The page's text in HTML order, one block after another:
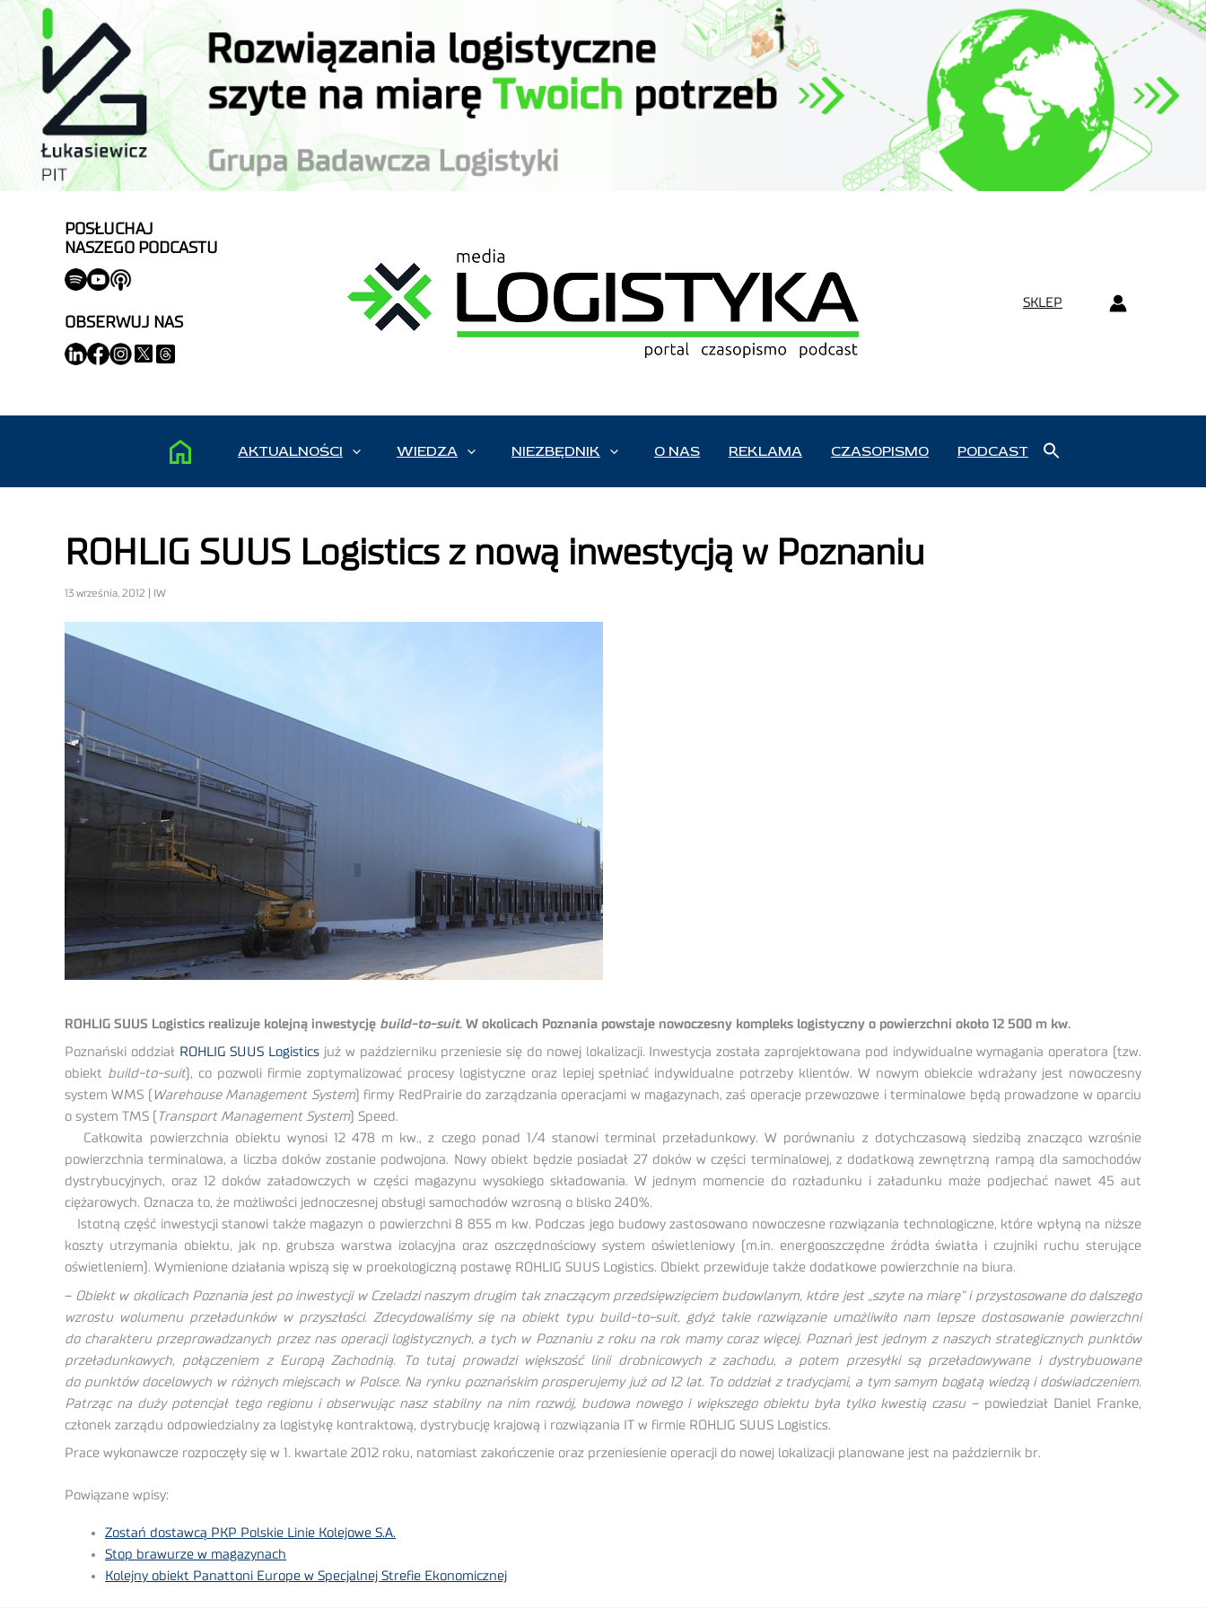
POSŁUCHAJ
NASZEGO PODCASTU
OBSERWUJ NAS
SKLEP
AKTUALNOŚCI WIEDZA NIEZBĘDNIK O NAS REKLAMA CZASOPISMO PODCAST
ROHLIG SUUS Logistics z nową inwestycją w Poznaniu
13 września, 2012 | IW
ROHLIG SUUS Logistics realizuje kolejną inwestycję build-to-suit. W okolicach Poznania powstaje nowoczesny kompleks logistyczny o powierzchni około 12 500 m kw.
Poznański oddział ROHLIG SUUS Logistics już w październiku przeniesie się do nowej lokalizacji. Inwestycja została zaprojektowana pod indywidualne wymagania operatora (tzw.
obiekt build-to-suit), co pozwoli firmie zoptymalizować procesy logistyczne oraz lepiej spełniać indywidualne potrzeby klientów. W nowym obiekcie wdrażany jest nowoczesny
system WMS (
Warehouse Management System) firmy RedPrairie do zarządzania operacjami w magazynach, zaś operacje przewozowe i terminalowe będą prowadzone w oparciu
o system TMS (
Transport Management System) Speed.
Całkowita powierzchnia obiektu wynosi 12 478 m kw., z czego ponad 1/4 stanowi terminal przeładunkowy. W porównaniu z dotychczasową siedzibą znacząco wzrośnie
powierzchnia terminalowa, a liczba doków zostanie podwojona. Nowy obiekt będzie posiadał 27 doków w części terminalowej, z dodatkową zewnętrzną rampą dla samochodów
dystrybucyjnych, oraz 12 doków załadowczych w części magazynu wysokiego składowania. W jednym momencie do rozładunku i załadunku może podjechać nawet 45 aut
ciężarowych. Oznacza to, że możliwości jednoczesnej obsługi samochodów wzrosną o blisko 240%.
Istotną część inwestycji stanowi także magazyn o powierzchni 8 855 m kw. Podczas jego budowy zastosowano nowoczesne rozwiązania technologiczne, które wpłyną na niższe
koszty utrzymania obiektu, jak np. grubsza warstwa izolacyjna oraz oszczędnościowy system oświetleniowy (m.in. energooszczędne źródła światła i czujniki ruchu sterujące
oświetleniem). Wymienione działania wpiszą się w proekologiczną postawę ROHLIG SUUS Logistics. Obiekt przewiduje także dodatkowe powierzchnie na biura.
– Obiekt w okolicach Poznania jest po inwestycji w Czeladzi naszym drugim tak znaczącym przedsięwzięciem budowlanym, które jest „szyte na miarę” i przystosowane do dalszego
wzrostu wolumenu przeładunków w przyszłości. Zdecydowaliśmy się na obiekt typu build-to-suit, gdyż takie rozwiązanie umożliwiło nam lepsze dostosowanie powierzchni
do charakteru przeprowadzanych przez nas operacji logistycznych, a tych w Poznaniu z roku na rok mamy coraz więcej. Poznań jest jednym z naszych strategicznych punktów
przeładunkowych, połączeniem z Europą Zachodnią. To tutaj prowadzi większość linii drobnicowych z zachodu, a potem przesyłki są przeładowywane i dystrybuowane
do punktów docelowych w różnych miejscach w Polsce. Na rynku poznańskim prosperujemy już od 12 lat. To oddział z tradycjami, a tym samym bogatą wiedzą i doświadczeniem.
Patrząc na duży potencjał tego regionu i obserwując nasz stabilny na nim rozwój, budowa nowego i większego obiektu była tylko kwestią czasu– powiedział Daniel Franke,
członek zarządu odpowiedzialny za logistykę kontraktową, dystrybucję krajową i rozwiązania IT w firmie ROHLIG SUUS Logistics.
Prace wykonawcze rozpoczęły się w 1. kwartale 2012 roku, natomiast zakończenie oraz przeniesienie operacji do nowej lokalizacji planowane jest na październik br.
Powiązane wpisy:
Zostań dostawcą PKP Polskie Linie Kolejowe S.A.
Stop brawurze w magazynach
Kolejny obiekt Panattoni Europe w Specjalnej Strefie Ekonomicznej